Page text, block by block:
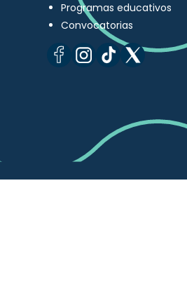
Programas educativos
Convocatorias